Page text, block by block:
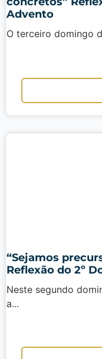
Advento
O terceiro domingo
“Sejamos
Reflexão do 2º
Neste segundo
a...